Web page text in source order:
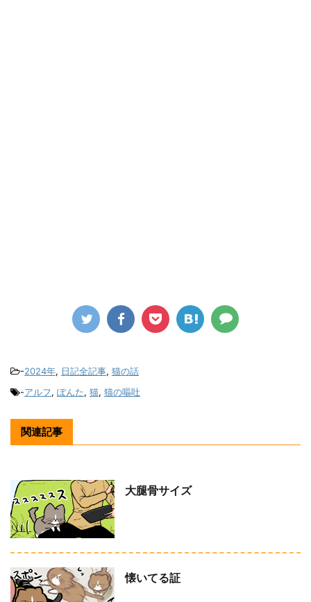
-2024年, 日記全記事, 猫の話
-アルフ, ぽんた, 猫, 猫の嘔吐
関連記事
大腿骨サイズ
懐いてる証